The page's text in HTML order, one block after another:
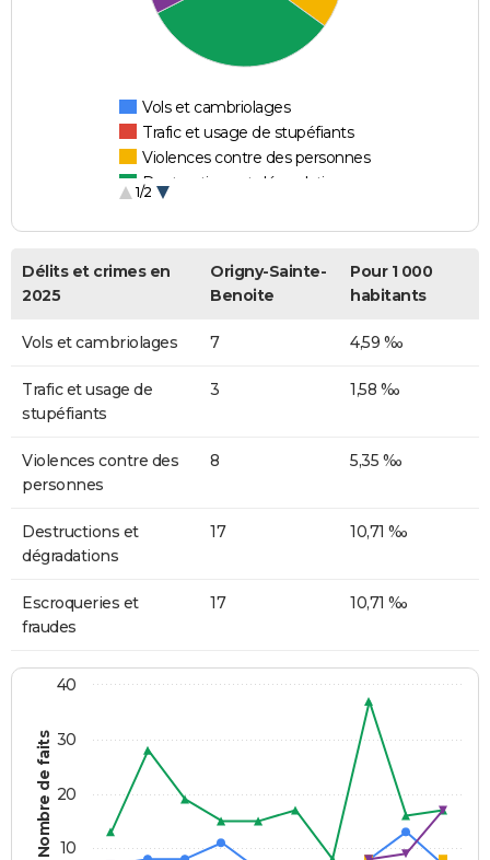
Vols et cambriolages
Trafic et usage de stupéfiants
Violences contre des personnes
Destructions et dégradations
1/2
Délits et crimes en
2025
Origny-Sainte-
Benoite
Pour 1 000
habitants
Vols et cambriolages 7 4,59 ‰
Trafic et usage de
stupéfiants
3 1,58 ‰
Violences contre des
personnes
8 5,35 ‰
Destructions et
dégradations
17 10,71 ‰
Escroqueries et
fraudes
17 10,71 ‰
Nombre de faits 10
20
30
40